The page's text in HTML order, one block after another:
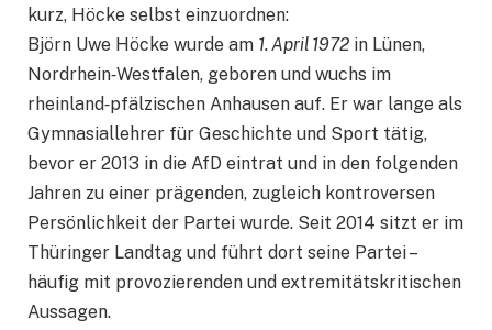
kurz, Höcke selbst einzuordnen:
Björn Uwe Höcke wurde am 1. April 1972 in Lünen,
Nordrhein‑Westfalen, geboren und wuchs im
rheinland‑pfälzischen Anhausen auf. Er war lange als
Gymnasiallehrer für Geschichte und Sport tätig,
bevor er 2013 in die AfD eintrat und in den folgenden
Jahren zu einer prägenden, zugleich kontroversen
Persönlichkeit der Partei wurde. Seit 2014 sitzt er im
Thüringer Landtag und führt dort seine Partei –
häufig mit provozierenden und extremitätskritischen
Aussagen.